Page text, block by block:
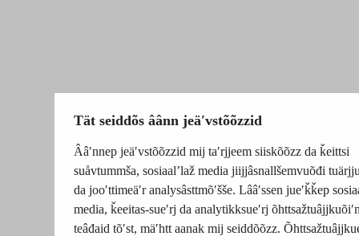
Tät seiddõs âânn jeäʹvstõõzzid
Ââʹnnep jeäʹvstõõzzid mij taʹrjjeem siiskõõzz da ǩeittsi
suåvtummša, sosiaalʼlaž media jiijjâsnallšemvuõđi
da jooʹttimeäʹr analysâsttmõʹšše. Lââʹssen jueʹǩǩep
media, ǩeeitas-sueʹrj da analytikksueʹrj
teâđaid tõʹst, mäʹhtt aanak mij seiddõõzz.